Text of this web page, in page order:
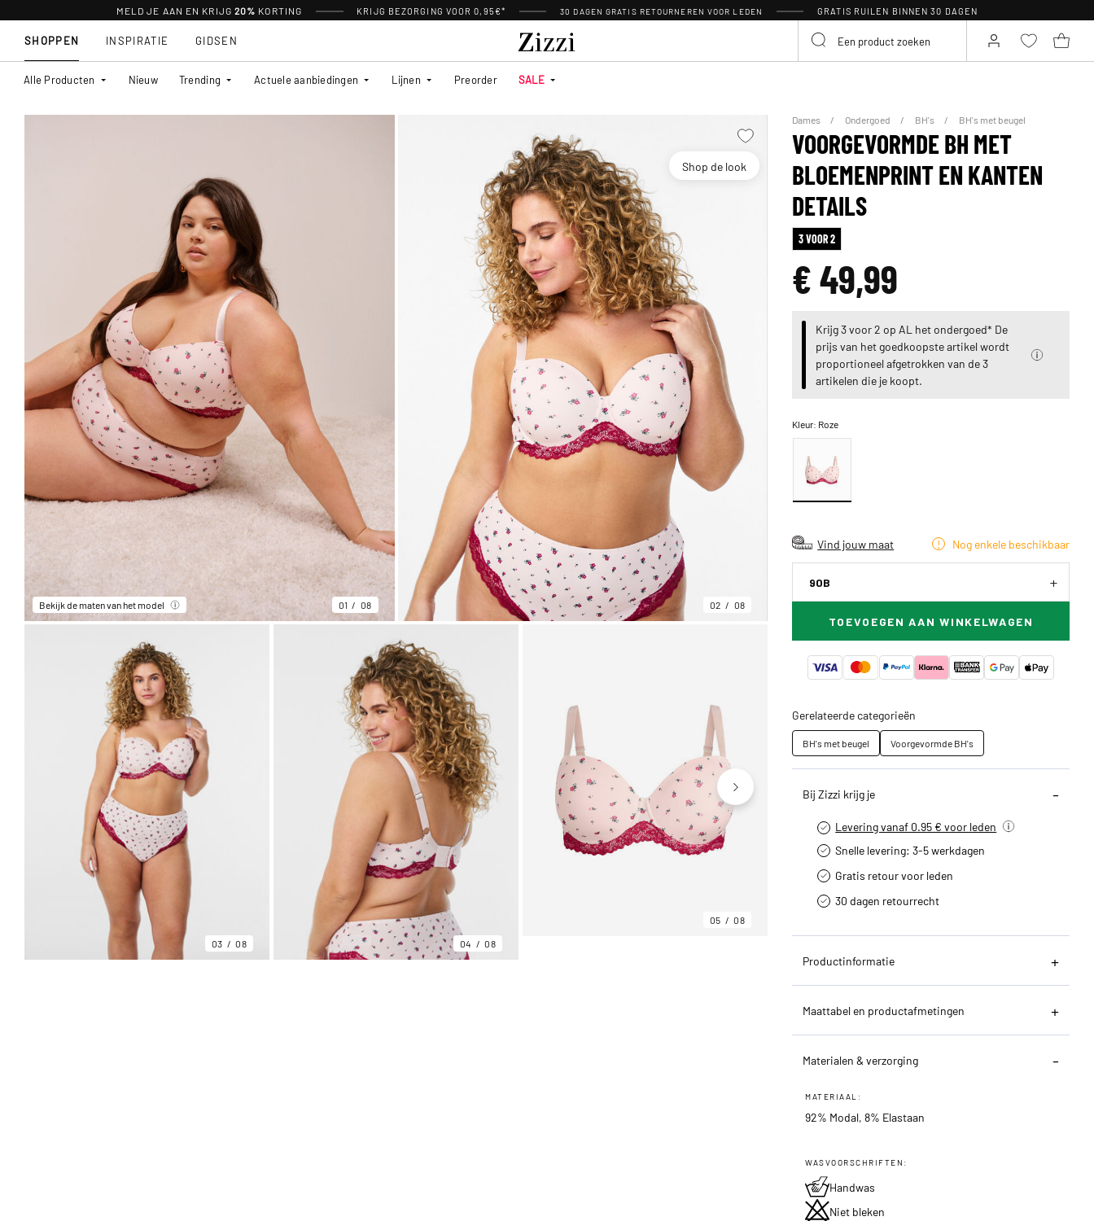
MELD JE AAN EN KRIJG 20% KORTING KRIJG BEZORGING VOOR 0,95€* 30 DAGEN GRATIS RETOURNEREN VOOR LEDEN GRATIS RUILEN BINNEN 30 DAGEN
SHOPPEN
Alle Producten Nieuw Trending Actuele aanbiedingen Lijnen Preorder SALE
INSPIRATIE GIDSEN
Shop de look
Bekijk de maten van het model 01 08 02 08
03 08 04 08
05 08
Dames Ondergoed BH's BH's met beugel
VOORGEVORMDE BH MET
BLOEMENPRINT EN KANTEN
DETAILS
3 VOOR 2
€ 49,99
Krijg 3 voor 2 op AL het ondergoed* De
prijs van het goedkoopste artikel wordt
proportioneel afgetrokken van de 3
artikelen die je koopt.
Kleur: Roze
Vind jouw maat Nog enkele beschikbaar
90B
TOEVOEGEN AAN WINKELWAGEN
Gerelateerde categorieën
BH's met beugel Voorgevormde BH's
Bij Zizzi krijg je
Levering vanaf 0.95 € voor leden
Snelle levering: 3-5 werkdagen
Gratis retour voor leden
30 dagen retourrecht­
Productinformatie
Maattabel en productafmetingen
Materialen & verzorging
MATERIAAL:
92% Modal, 8% Elastaan
WASVOORSCHRIFTEN:
Handwas
Niet bleken